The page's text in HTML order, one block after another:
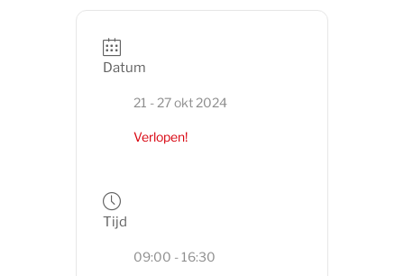
Datum
21 - 27 okt 2024
Verlopen!
Tijd
09:00 - 16:30